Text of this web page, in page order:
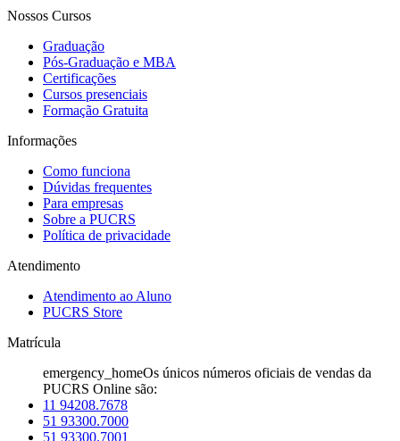
Nossos Cursos
Graduação
Pós-Graduação e MBA
Certificações
Cursos presenciais
Formação Gratuita
Informações
Como funciona
Dúvidas frequentes
Para empresas
Sobre a PUCRS
Política de privacidade
Atendimento
Atendimento ao Aluno
PUCRS Store
Matrícula
emergency_homeOs únicos números oficiais de vendas da
PUCRS Online são:
11 94208.7678
51 93300.7000
51 93300.7001